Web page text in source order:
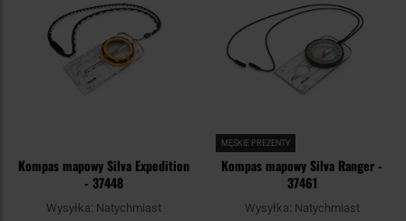
Kompas mapowy Silva Expedition
- 37448
Wysyłka: Natychmiast
MĘSKIE PREZENTY
Kompas mapowy Silva Ranger -
37461
Wysyłka: Natychmiast